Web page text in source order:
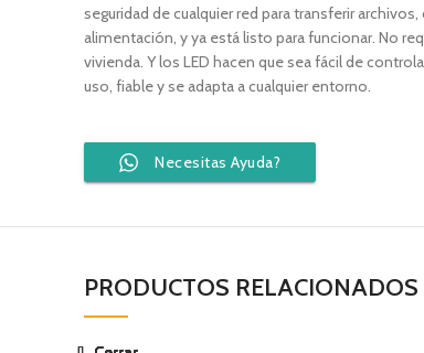
seguridad de cualquier red para transferir
alimentación, y ya está listo para funcionar. No
vivienda. Y los LED hacen que sea fácil de
uso, fiable y se adapta a cualquier entorno.
Necesitas Ayuda?
PRODUCTOS RELACIONADOS